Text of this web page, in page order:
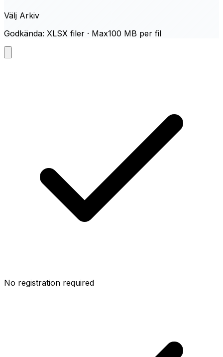
Välj Arkiv
Godkända: XLSX filer · Max100 MB per fil
No registration required